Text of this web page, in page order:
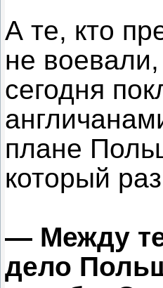
А те, кто
не
сегодня
плане
который
— Между
дело